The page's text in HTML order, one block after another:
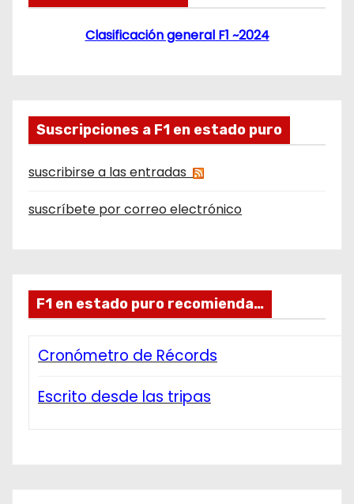
Clasificación general F1 ~2024
Suscripciones a F1 en estado puro
suscribirse a las entradas
suscríbete por correo electrónico
F1 en estado puro recomienda…
Cronómetro de Récords
Escrito desde las tripas